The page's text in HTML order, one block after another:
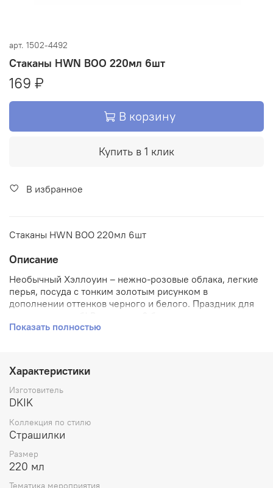
арт. 1502-4492
Стаканы HWN BOO 220мл 6шт
169 ₽
В корзину
Купить в 1 клик
В избранное
Стаканы HWN BOO 220мл 6шт
Описание
Необычный Хэллоуин – нежно-розовые облака, легкие
перья, посуда с тонким золотым рисунком в
дополнении оттенков черного и белого. Праздник для
объёмом 220 мл.
Показать полностью
Характеристики
Изготовитель
DKIK
Коллекция по стилю
Страшилки
Размер
220 мл
Тематика мероприятия